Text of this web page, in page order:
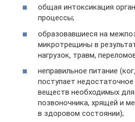
общая интоксикация
процессы;
образовавшиеся на
микротрещины в
нагрузок, травм,
неправильное питание
поступает
веществ необходимых
позвоночника, хрящей и
в здоровом состоянии);